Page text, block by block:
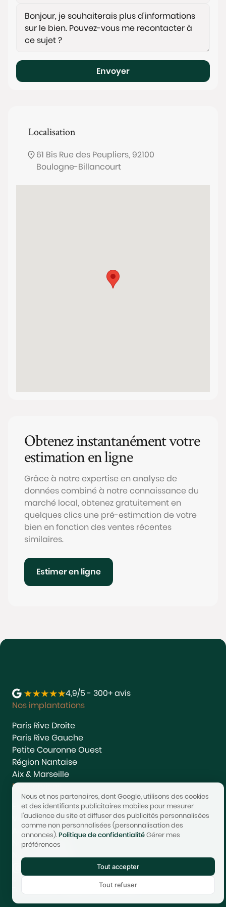
Envoyer
Localisation
61 Bis Rue des Peupliers, 92100
Boulogne-Billancourt
Obtenez instantanément votre
estimation en ligne
Grâce à notre expertise en analyse de
données combiné à notre connaissance du
marché local, obtenez gratuitement en
quelques clics une pré-estimation de votre
bien en fonction des ventes récentes
similaires.
Estimer en ligne
4,9/5 - 300+ avis
Nos implantations
Paris Rive Droite
Paris Rive Gauche
Petite Couronne Ouest
Région Nantaise
Aix & Marseille
Nos services
Estimer
Vendre
Acheter
Nous rejoindre
Nous contacter
© 2017-2025 STONEO | Tech & Website powered byAvest
Tarifs
Confidentialité
Nous et nos partenaires, dont Google, utilisons des cookies
et des identifiants publicitaires mobiles pour mesurer
l'audience du site et diffuser des publicités personnalisées
comme non personnalisées (personnalisation des
annonces).Politique de confidentialitéGérer mes
préférences
Tout accepter
Tout refuser